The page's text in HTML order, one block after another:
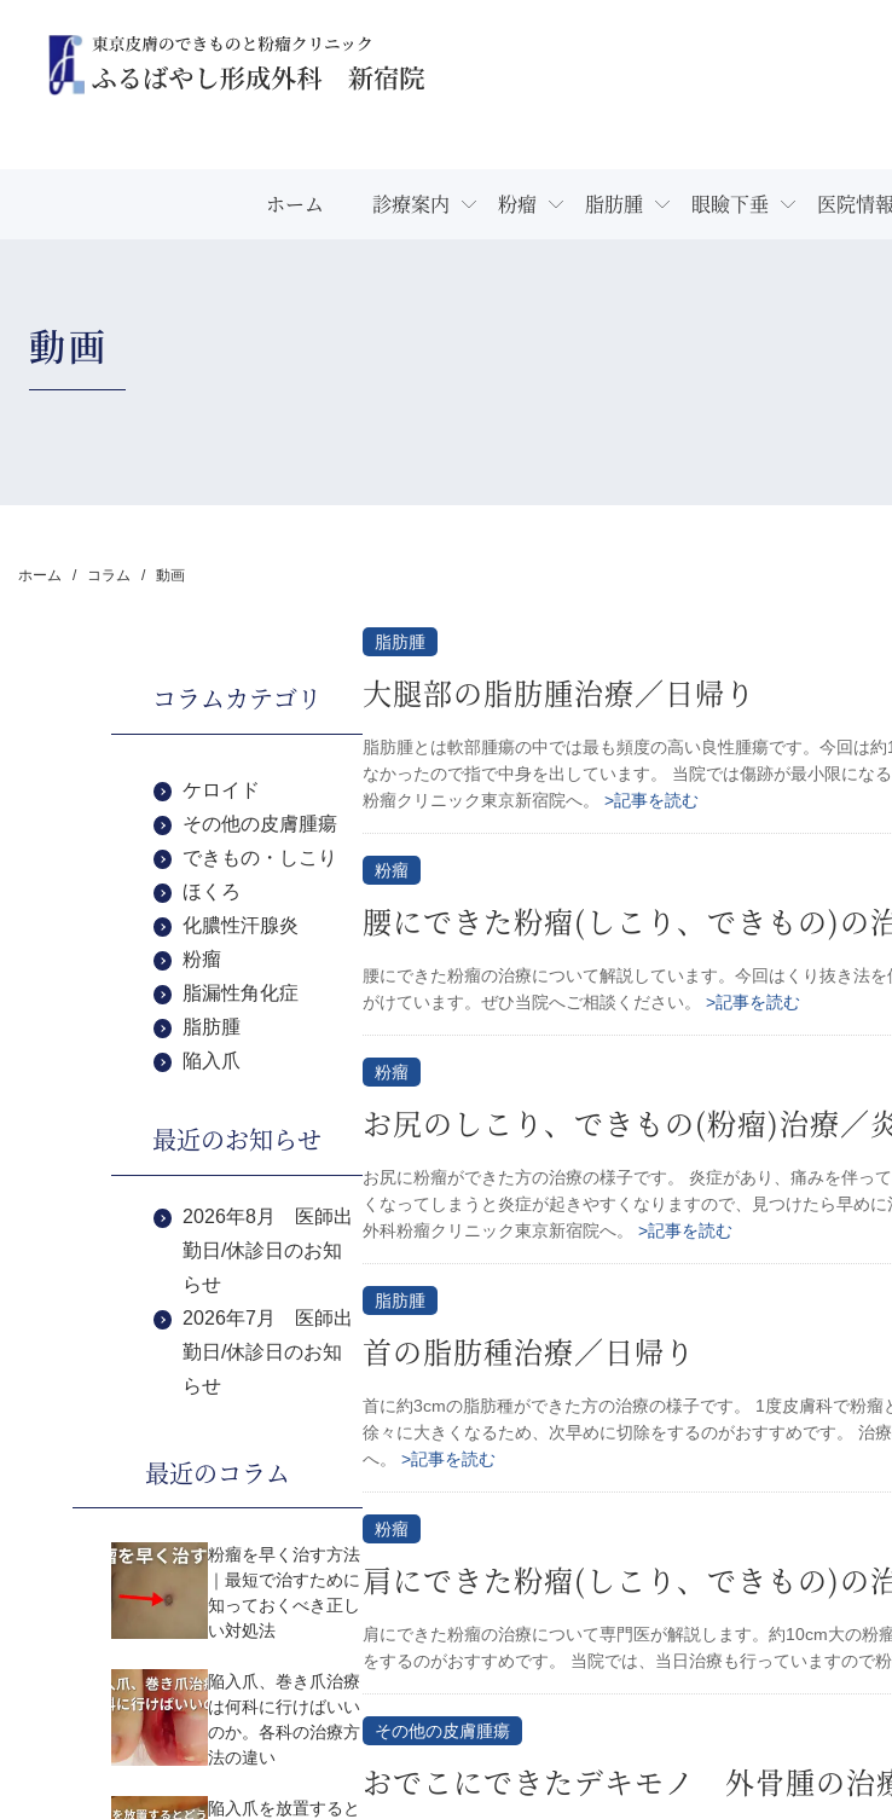
ホーム 診療案内 粉瘤 脂肪腫 眼瞼下垂 医院情報
動画
ホーム コラム 動画
脂肪腫
大腿部の脂肪腫治療／日帰り
脂肪腫とは軟部腫瘍の中では最も頻度の高い良性腫瘍です。今回は
なかったので指で中身を出しています。 当院では傷跡が最小限にな
粉瘤クリニック東京新宿院へ。 >記事を読む
粉瘤
腰にできた粉瘤(しこり、できもの)の
腰にできた粉瘤の治療について解説しています。今回はくり抜き法
がけています。ぜひ当院へご相談ください。 >記事を読む
粉瘤
お尻のしこり、できもの(粉瘤)治療／
お尻に粉瘤ができた方の治療の様子です。 炎症があり、痛みを伴っ
くなってしまうと炎症が起きやすくなりますので、見つけたら早め
外科粉瘤クリニック東京新宿院へ。 >記事を読む
脂肪腫
首の脂肪種治療／日帰り
首に約3cmの脂肪種ができた方の治療の様子です。 1度皮膚科で粉
徐々に大きくなるため、次早めに切除をするのがおすすめです。 治
へ。 >記事を読む
粉瘤
肩にできた粉瘤(しこり、できもの)の
肩にできた粉瘤の治療について専門医が解説します。約10cm大の
をするのがおすすめです。 当院では、当日治療も行っていますので
その他の皮膚腫瘍
おでこにできたデキモノ 外骨腫の治
コラムカテゴリ
ケロイド
その他の皮膚腫瘍
できもの・しこり
ほくろ
化膿性汗腺炎
粉瘤
脂漏性角化症
脂肪腫
陥入爪
最近のお知らせ
2026年8月 医師出
勤日/休診日のお知
らせ
2026年7月 医師出
勤日/休診日のお知
らせ
最近のコラム
粉瘤を早く治す方法
｜最短で治すために
知っておくべき正し
い対処法
陥入爪、巻き爪治療
は何科に行けばいい
のか。各科の治療方
法の違い
陥入爪を放置すると